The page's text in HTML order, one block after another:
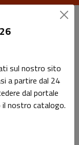
sul nostro sito
a partire dal 24
dal portale
nostro catalogo.